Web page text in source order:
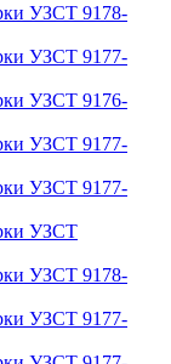
УЗСТ 9178-
УЗСТ 9177-
УЗСТ 9176-
УЗСТ 9177-
УЗСТ 9177-
УЗСТ
УЗСТ 9178-
УЗСТ 9177-